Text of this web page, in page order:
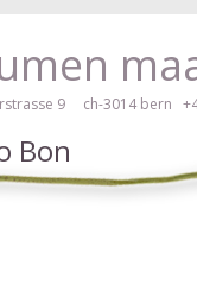
cliquer ici!
9 ch-3014 bern
Bon